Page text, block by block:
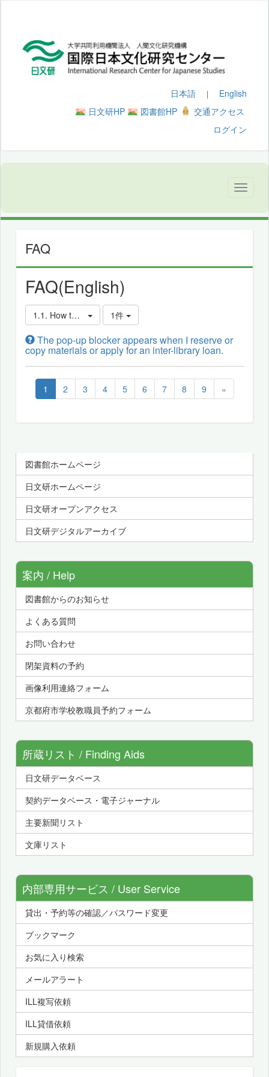
日本語 ｜ English
日文研HP
図書館HP
交通アクセス
ログイン
FAQ
FAQ(English)
1.1. How to Search the Library Book Collection
1件
The pop-up blocker appears when I reserve or
copy materials or apply for an inter-library loan.
1 2 3 4 5 6 7 8 9 »
図書館ホームページ
日文研ホームページ
日文研オープンアクセス
日文研デジタルアーカイブ
案内 / Help
図書館からのお知らせ
よくある質問
お問い合わせ
閉架資料の予約
画像利用連絡フォーム
京都府市学校教職員予約フォーム
所蔵リスト / Finding Aids
日文研データベース
契約データベース・電子ジャーナル
主要新聞リスト
文庫リスト
内部専用サービス / User Service
貸出・予約等の確認／パスワード変更
ブックマーク
お気に入り検索
メールアラート
ILL複写依頼
ILL貸借依頼
新規購入依頼